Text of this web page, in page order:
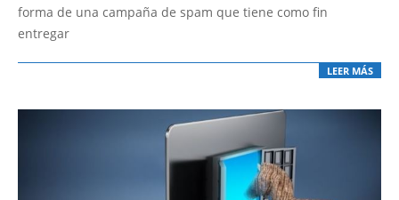
forma de una campaña de spam que tiene como fin
entregar
LEER MÁS